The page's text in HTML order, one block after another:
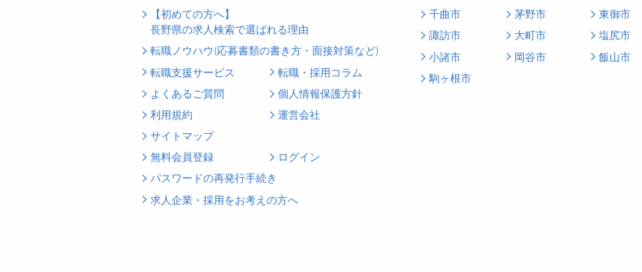
【初めての方へ】
長野県の求人検索で選ばれる理由
転職ノウハウ(応募書類の書き方・面接対策など)
転職支援サービス
転職・採用コラム
よくあるご質問
個人情報保護方針
利用規約
運営会社
サイトマップ
無料会員登録
ログイン
パスワードの再発行手続き
求人企業・採用をお考えの方へ
千曲市
茅野市
東御市
諏訪市
大町市
塩尻市
小諸市
岡谷市
飯山市
駒ヶ根市